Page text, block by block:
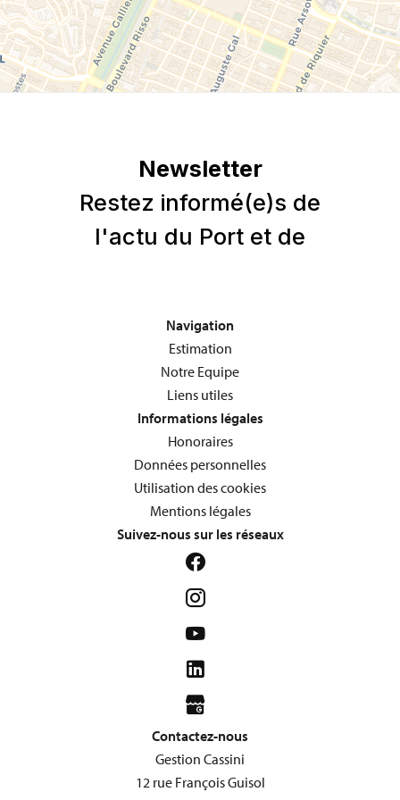
Navigation
Estimation
Notre Equipe
Liens utiles
Informations légales
Honoraires
Données personnelles
Utilisation des cookies
Mentions légales
Suivez-nous sur les réseaux
Contactez-nous
Gestion Cassini
12 rue François Guisol